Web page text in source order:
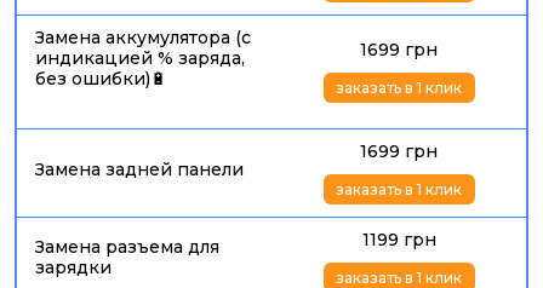
Замена аккумулятора (с
индикацией % заряда,
без ошибки)🔋
1699 грн
заказать в 1 клик
Замена задней панели
1699 грн
заказать в 1 клик
Замена разъема для
зарядки
1199 грн
заказать в 1 клик